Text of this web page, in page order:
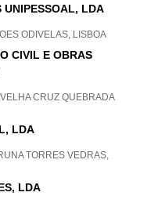
UNIPESSOAL, LDA
ODIVELAS, LISBOA
CIVIL E OBRAS
CRUZ QUEBRADA
LDA
TORRES VEDRAS,
LDA